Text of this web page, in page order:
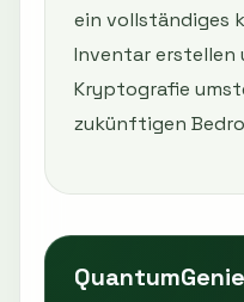
ein vollständiges
Inventar erstellen
Kryptografie
zukünftigen